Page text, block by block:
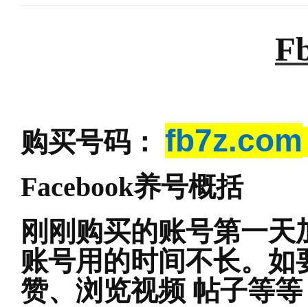
购买号码： fb7z.com
Facebook养号概括
刚刚购买的账号第一
账号用的时间不长。
赞、浏览视频 帖子等等